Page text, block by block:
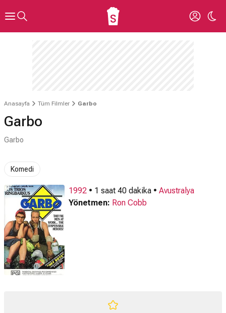
Anasayfa Tüm Filmler Garbo
Garbo
Garbo
Komedi
1992 • 1 saat 40 dakika • Avustralya
Yönetmen: Ron Cobb